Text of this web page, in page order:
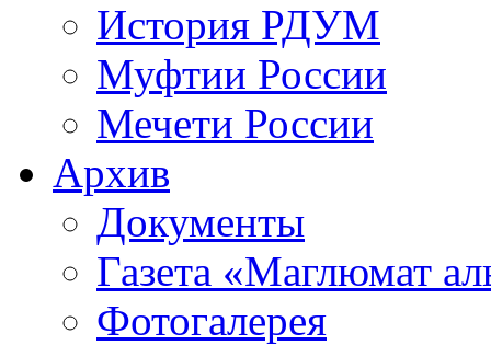
История РДУМ
Муфтии России
Мечети России
Архив
Документы
Газета «Маглюмат
Фотогалерея